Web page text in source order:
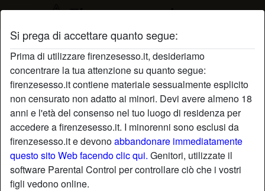
Si prega di accettare quanto segue:
Prima di utilizzare firenzesesso.it, desideriamo
concentrare la tua attenzione su quanto segue:
firenzesesso.it contiene materiale sessualmente esplicito
non censurato non adatto ai minori. Devi avere almeno 18
anni e l'età del consenso nel tuo luogo di residenza per
accedere a firenzesesso.it. I minorenni sono esclusi da
firenzesesso.it e devonoabbandonare immediatamente
questo sito Web facendo clic qui. Genitori, utilizzate il
software Parental Control per controllare ciò che i vostri
figli vedono online.
Profilo di Bella5